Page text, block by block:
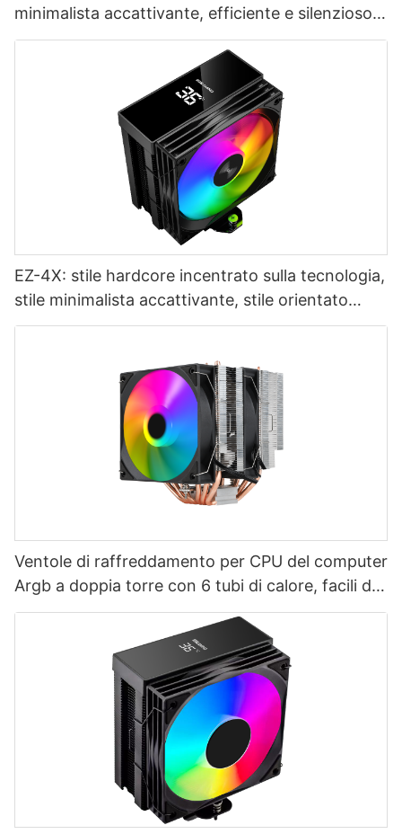
minimalista accattivante, efficiente e silenzioso,
la scelta dei giocatori
EZ-4X: stile hardcore incentrato sulla tecnologia,
stile minimalista accattivante, stile orientato
all'esperienza - 1765445095337146
Ventole di raffreddamento per CPU del computer
Argb a doppia torre con 6 tubi di calore, facili da
installare, produttore T2-2F